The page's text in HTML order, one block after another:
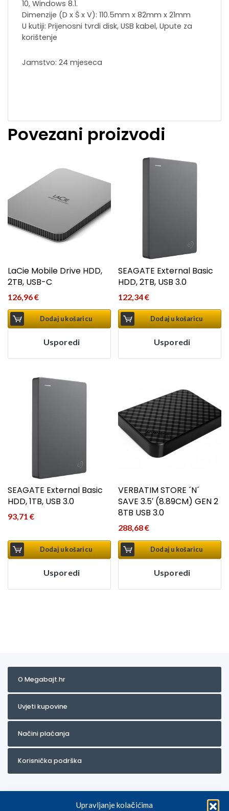
Upravljanje kolačićima
10, Windows 8.1.
Dimenzije (D x Š x V): 110.5mm x 82mm x 21mm
U kutiji: Prijenosni tvrdi disk, USB kabel, Upute za
korištenje
Jamstvo: 24 mjeseca
Povezani proizvodi
LaCie Mobile Drive HDD,
2TB, USB-C
126,96€
Dodaj u košaricu
Usporedi
SEAGATE External Basic
HDD, 2TB, USB 3.0
122,34€
Dodaj u košaricu
Usporedi
SEAGATE External Basic
HDD, 1TB, USB 3.0
93,71 €
Dodaj u košaricu
Usporedi
VERBATIM STORE ´N´
SAVE 3.5′ (8.89CM) GEN 2
8TB USB 3.0
288,68€
Dodaj u košaricu
Usporedi
O Megabajt.hr
Uvjeti kupovine
Načini plaćanja
Korisnička podrška